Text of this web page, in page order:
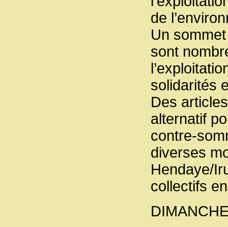
de
Un
sont
solidarités
Des
alternatif
contre-
diverses
Hendaye/
collectifs